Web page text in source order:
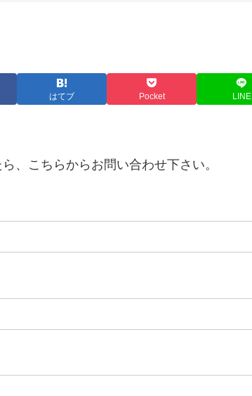
はてブ Pocket LINE
、こちらからお問い合わせ下さい。